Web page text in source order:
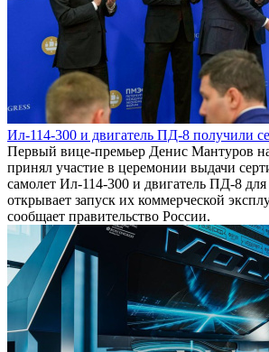
Ил-114-300 и двигатель ПД-8 получили
Первый вице-премьер Денис Мантуров
принял участие в церемонии выдачи
самолет Ил-114-300 и двигатель ПД-8
открывает запуск их коммерческой
сообщает правительство России.